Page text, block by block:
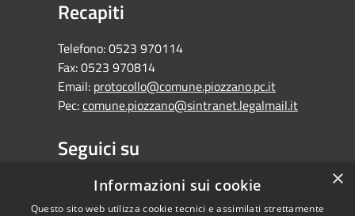
Recapiti
Telefono:0523 970114
Fax:0523 970814
Email: protocollo@comune.piozzano.pc.it
Pec:comune.piozzano@sintranet.legalmail.it
Seguici su
Facebook ×
Informazioni sui cookie
Questo sito web utilizza cookie tecnici e assimilati strettamente